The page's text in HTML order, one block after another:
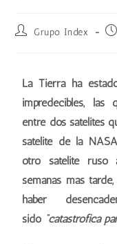
Grupo Index
La Tierra ha
impredecibles, las
entre dos satélites
satélite de la
otro satélite ruso
semanas más
haber
sido “catastrófica